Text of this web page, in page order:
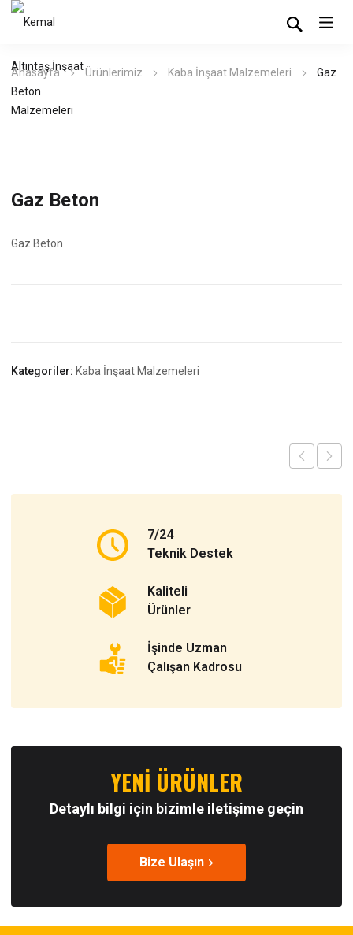
Anasayfa Ürünlerimiz Kaba İnşaat Malzemeleri
Gaz
Beton
Gaz Beton
Gaz Beton
Kategoriler: Kaba İnşaat Malzemeleri
7/24
Teknik Destek
Kaliteli
Ürünler
İşinde Uzman
Çalışan Kadrosu
YENİ ÜRÜNLER
Detaylı bilgi için bizimle iletişime geçin
Bize Ulaşın